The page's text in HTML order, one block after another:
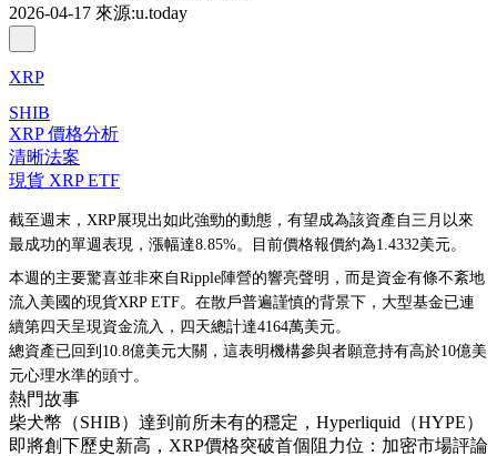
2026-04-17 來源:u.today
XRP
SHIB
XRP 價格分析
清晰法案
現貨 XRP ETF
截至週末，XRP展現出如此強勁的動態，有望成為該資產自三月以來
最成功的單週表現，漲幅達8.85%。目前價格報價約為1.4332美元。
本週的主要驚喜並非來自Ripple陣營的響亮聲明，而是資金有條不紊地
流入美國的現貨XRP ETF。在散戶普遍謹慎的背景下，大型基金已連
續第四天呈現資金流入，四天總計達4164萬美元。
總資產已回到10.8億美元大關，這表明機構參與者願意持有高於10億美
元心理水準的頭寸。
熱門故事
柴犬幣（SHIB）達到前所未有的穩定，Hyperliquid（HYPE）
即將創下歷史新高，XRP價格突破首個阻力位：加密市場評論